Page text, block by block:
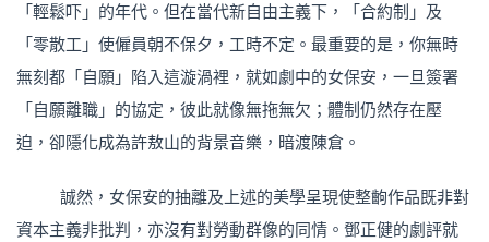
「輕鬆吓」的年代。但在當代新自由主義下，「合約制」及
「零散工」使僱員朝不保夕，工時不定。最重要的是，你無時
無刻都「自願」陷入這漩渦裡，就如劇中的女保安，一旦簽署
「自願離職」的協定，彼此就像無拖無欠；體制仍然存在壓
迫，卻隱化成為許敖山的背景音樂，暗渡陳倉。
誠然，女保安的抽離及上述的美學呈現使整齣作品既非對
資本主義非批判，亦沒有對勞動群像的同情。鄧正健的劇評就